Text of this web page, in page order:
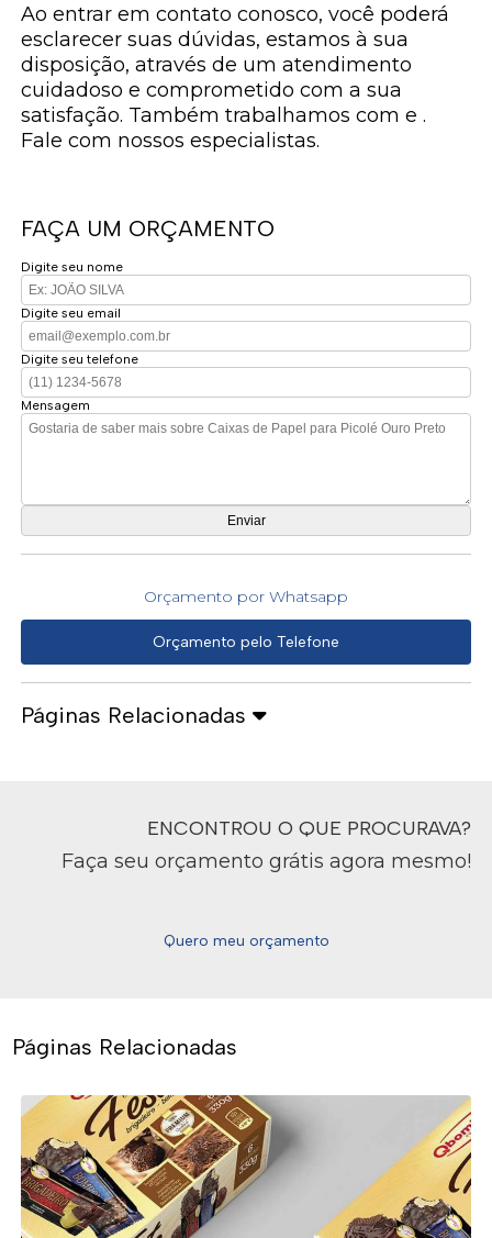
Ao entrar em contato conosco, você poderá
esclarecer suas dúvidas, estamos à sua
disposição, através de um atendimento
cuidadoso e comprometido com a sua
satisfação. Também trabalhamos com e .
Fale com nossos especialistas.
FAÇA UM ORÇAMENTO
Digite seu nome
Digite seu email
Digite seu telefone
Mensagem
Orçamento por Whatsapp
Orçamento pelo Telefone
Páginas Relacionadas
ENCONTROU O QUE PROCURAVA?
Faça seu orçamento grátis agora mesmo!
Quero meu orçamento
Páginas Relacionadas